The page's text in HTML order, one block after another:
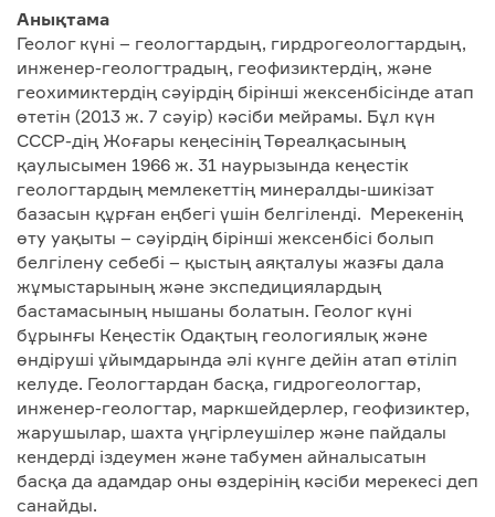
Анықтама
Геолог күні – геологтардың, гирдрогеологтардың,
инженер-геологтрадың, геофизиктердің, және
геохимиктердің сәуірдің бірінші жексенбісінде атап
өтетін (2013 ж. 7 сәуір) кәсіби мейрамы. Бұл күн
СССР-дің Жоғары кеңесінің Төреалқасының
қаулысымен 1966 ж. 31 наурызында кеңестік
геологтардың мемлекеттің минералды-шикізат
базасын құрған еңбегі үшін белгіленді. Мерекенің
өту уақыты – сәуірдің бірінші жексенбісі болып
белгілену себебі – қыстың аяқталуы жазғы дала
жұмыстарының және экспедициялардың
бастамасының нышаны болатын. Геолог күні
бұрынғы Кеңестік Одақтың геологиялық және
өндіруші ұйымдарында әлі күнге дейін атап өтіліп
келуде. Геологтардан басқа, гидрогеологтар,
инженер-геологтар, маркшейдерлер, геофизиктер,
жарушылар, шахта үңгірлеушілер және пайдалы
кендерді іздеумен және табумен айналысатын
басқа да адамдар оны өздерінің кәсіби мерекесі деп
санайды.